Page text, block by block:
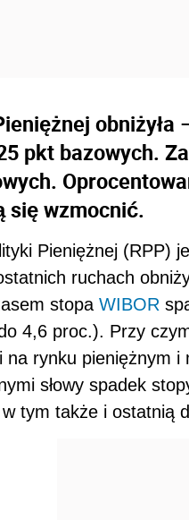
pkt bazowych.
się wzmocnić.
Pieniężnej (RPP)
ruchach
stopa WIBOR
4,6 proc.). Przy
na rynku pieniężnym i
słowy spadek
tym także i ostatnią